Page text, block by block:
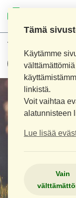
Tämä
Käytämme
linkistä.
Voit vaihtaa
alatunnisteen
Lue lisää
Vain
Tuotehaku: